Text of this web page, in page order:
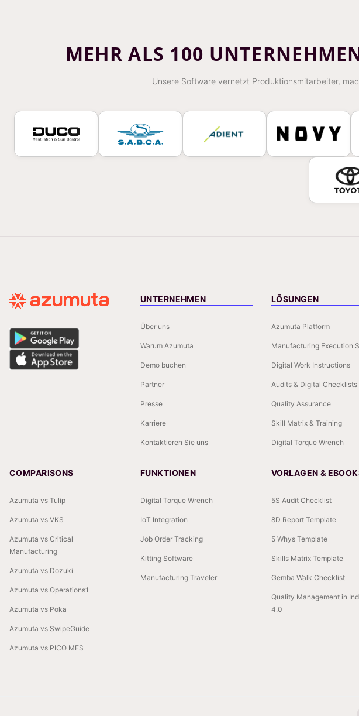
MEHR ALS 100
Unsere Software vernetzt Produktionsmitarbeiter,
UNTERNEHMEN
Über uns
Warum Azumuta
Demo buchen
Partner
Presse
Karriere
Kontaktieren Sie uns
LÖSUNGEN
Azumuta Platform
Manufacturing Execution
Digital Work Instructions
Audits & Digital Checklists
Quality Assurance
Skill Matrix & Training
Digital Torque Wrench
COMPARISONS
Azumuta vs Tulip
Azumuta vs VKS
Azumuta vs Critical
Manufacturing
Azumuta vs Dozuki
Azumuta vs Operations1
Azumuta vs Poka
Azumuta vs SwipeGuide
Azumuta vs PICO MES
FUNKTIONEN
Digital Torque Wrench
IoT Integration
Job Order Tracking
Kitting Software
Manufacturing Traveler
VORLAGEN &
5S Audit Checklist
8D Report Template
5 Whys Template
Skills Matrix Template
Gemba Walk Checklist
Quality Management in
4.0